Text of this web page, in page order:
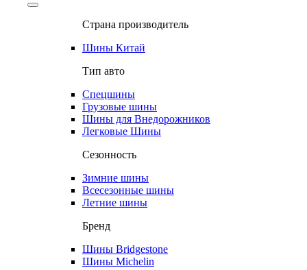
Страна производитель
Шины Китай
Тип авто
Спецшины
Грузовые шины
Шины для Внедорожников
Легковые Шины
Сезонность
Зимние шины
Всесезонные шины
Летние шины
Бренд
Шины Bridgestone
Шины Michelin